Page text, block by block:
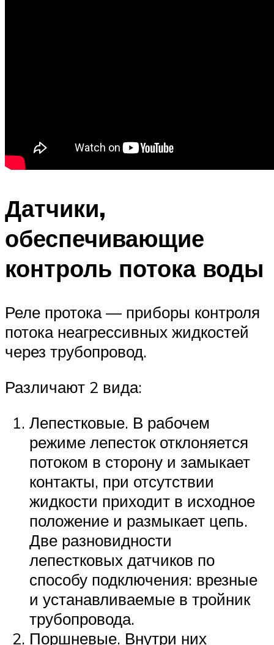
Датчики,
обеспечивающие
контроль потока воды
Реле протока — приборы контроля
потока неагрессивных жидкостей
через трубопровод.
Различают 2 вида:
Лепестковые. В рабочем
режиме лепесток отклоняется
потоком в сторону и замыкает
контакты, при отсутствии
жидкости приходит в исходное
положение и размыкает цепь.
Две разновидности
лепестковых датчиков по
способу подключения: врезные
и устанавливаемые в тройник
трубопровода.
Поршневые. Внутри них